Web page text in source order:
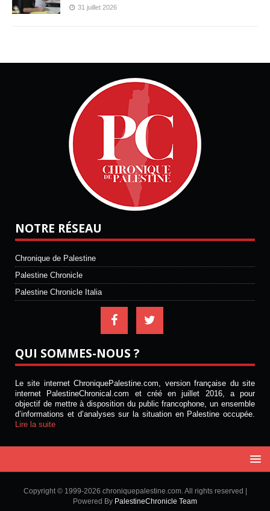
31 juillet 2026
NOTRE RÉSEAU
Chronique de Palestine
Palestine Chronicle
Palestine Chronicle Italia
QUI SOMMES-NOUS ?
Le site internet ChroniquePalestine.com, version française du site
internet PalestineChronical.com et créé en juillet 2016, a pour
objectif de mettre à disposition du public francophone, un ensemble
d’informations et d’analyses sur la situation en Palestine occupée.
Lire la suite
Copyright © 1999-2026 chroniquepalestine.com. All rights reserved |
Powered By PalestineChronicle Team